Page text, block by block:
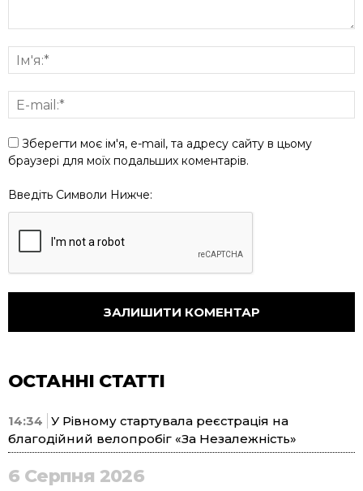
Зберегти моє ім'я, e-mail, та адресу сайту в цьому
браузері для моїх подальших коментарів.
Введіть Символи Нижче:
ОСТАННІ СТАТТІ
14:34 У Рівному стартувала реєстрація на
благодійний велопробіг «За Незалежність»
6 Серпня 2026